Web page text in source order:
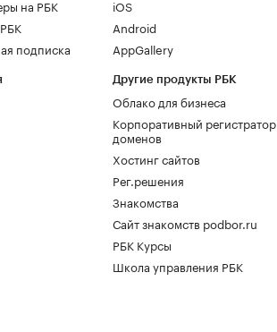
на РБК
подписка
iOS
Android
AppGallery
Другие продукты РБК
Облако для бизнеса
Корпоративный регистратор
доменов
Хостинг сайтов
Рег.решения
Знакомства
Сайт знакомств podbor.ru
РБК Курсы
Школа управления РБК